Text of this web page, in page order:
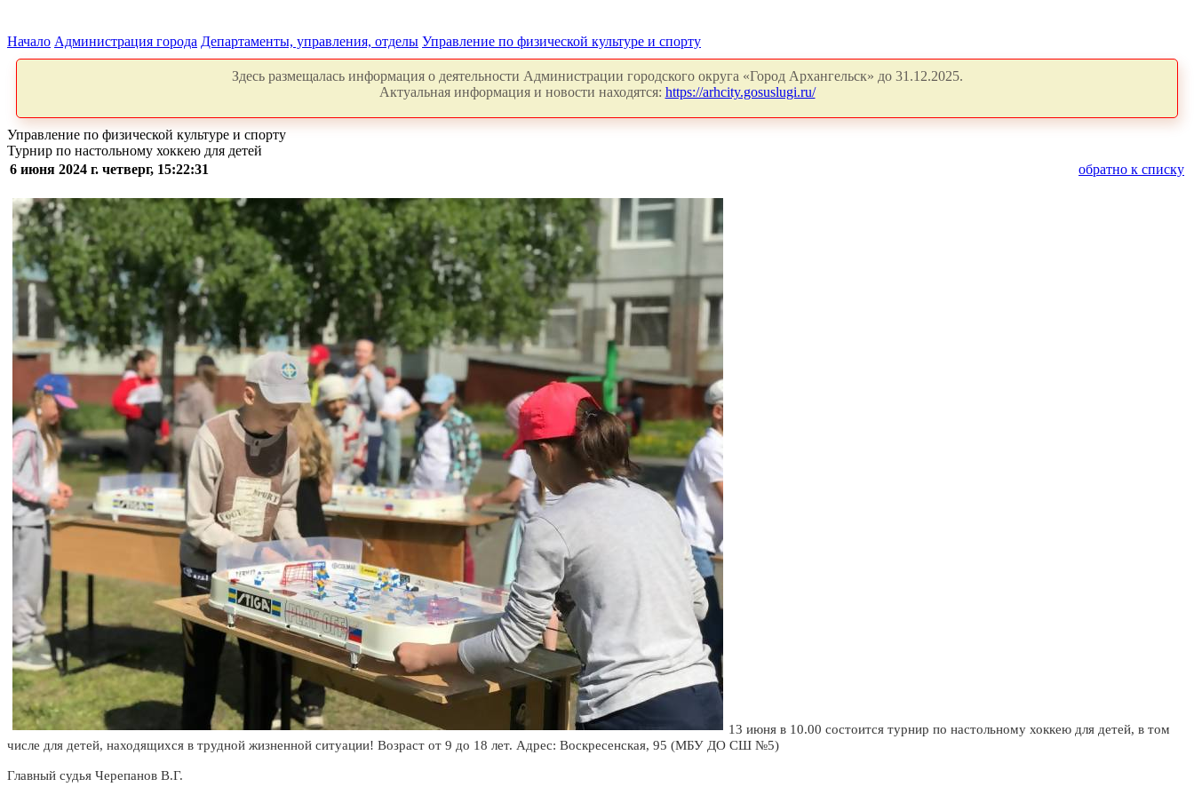
Начало Администрация города Департаменты, управления, отделы Управление по физической культуре и спорту
Здесь размещалась информация о деятельности Администрации городского округа «Город Архангельск» до 31.12.2025.
Актуальная информация и новости находятся: https://arhcity.gosuslugi.ru/
Управление по физической культуре и спорту
Турнир по настольному хоккею для детей
6 июня 2024 г. четверг, 15:22:31
обратно к списку
13 июня в 10.00 состоится турнир по настольному хоккею для детей, в том
числе для детей, находящихся в трудной жизненной ситуации! Возраст от 9 до 18 лет. Адрес: Воскресенская, 95 (МБУ ДО СШ №5)
Главный судья Черепанов В.Г.